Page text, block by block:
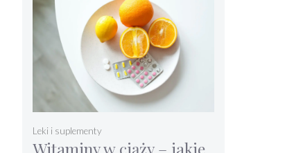
Witaminy w ciąży – jakie
Leki i suplementy